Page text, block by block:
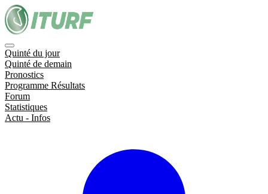
Quinté du jour
Quinté de demain
Pronostics
Programme Résultats
Forum
Statistiques
Actu - Infos